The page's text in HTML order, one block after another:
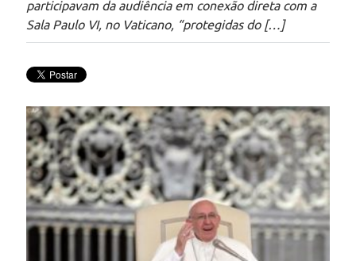
participavam da audiência em conexão direta com a
Sala Paulo VI, no Vaticano, “protegidas do […]